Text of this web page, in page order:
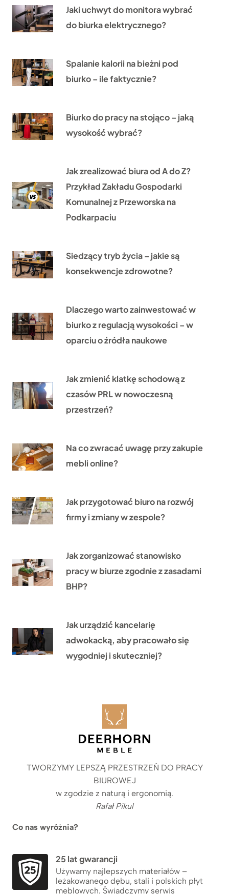
Jaki uchwyt do monitora wybrać
do biurka elektrycznego?
Spalanie kalorii na bieżni pod
biurko – ile faktycznie?
Biurko do pracy na stojąco – jaką
wysokość wybrać?
Jak zrealizować biura od A do Z?
Przykład Zakładu Gospodarki
Komunalnej z Przeworska na
Podkarpaciu
Siedzący tryb życia – jakie są
konsekwencje zdrowotne?
Dlaczego warto zainwestować w
biurko z regulacją wysokości – w
oparciu o źródła naukowe
Jak zmienić klatkę schodową z
czasów PRL w nowoczesną
przestrzeń?
Na co zwracać uwagę przy zakupie
mebli online?
Jak przygotować biuro na rozwój
firmy i zmiany w zespole?
Jak zorganizować stanowisko
pracy w biurze zgodnie z zasadami
BHP?
Jak urządzić kancelarię
adwokacką, aby pracowało się
wygodniej i skuteczniej?
TWORZYMY LEPSZĄ PRZESTRZEŃ DO PRACY
BIUROWEJ
w zgodzie z naturą i ergonomią.
Rafał Pikul
Co nas wyróżnia?
25 lat gwarancji
Używamy najlepszych materiałów –
leżakowanego dębu, stali i polskich płyt
meblowych. Świadczymy serwis